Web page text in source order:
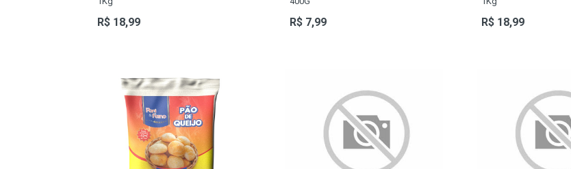
FRIOS
COLARES
PULSEIRAS
R$ 18,99 R$ 7,99 R$ 18,99